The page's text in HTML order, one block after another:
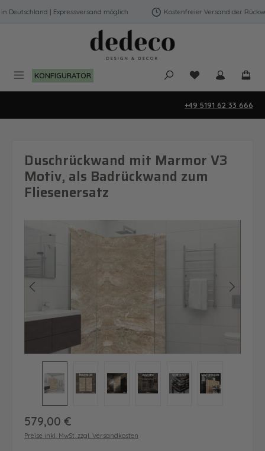
Zum Hauptinhalt springen
| Expressversand möglich Kostenfreier Versand der
KONFIGURATOR Du hast 0
+49 5191 62 33 666
Duschrückwand mit Marmor V3
Motiv, als Badrückwand zum
Fliesenersatz
Regulärer Preis:
579,00 €
Preise inkl. MwSt. zzgl. Versandkosten